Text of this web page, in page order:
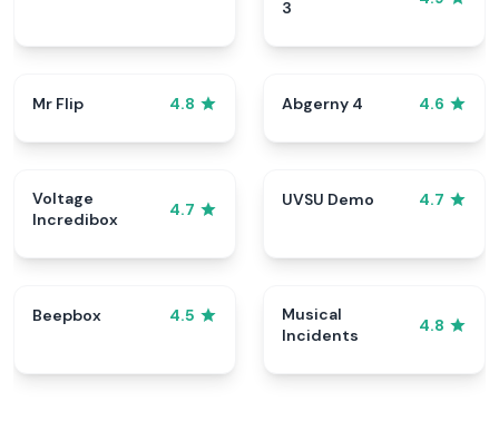
3
Mr Flip 4.8 Abgerny 4 4.6
Voltage
Incredibox
4.7
UVSU Demo 4.7
Beepbox 4.5
Musical
Incidents
4.8